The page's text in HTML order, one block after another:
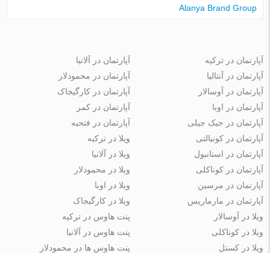
Alanya Brand Group
آپارتمان در ترکیه
آپارتمان در آنتالیا
آپارتمان در آوسالار
آپارتمان در اوبا
آپارتمان در جیک جیلی
آپارتمان در آلانیا
آپارتمان در محمودلار
آپارتمان در کارگیجاک
آپارتمان در کمر
آپارتمان در فتحیه
آپارتمان در کونیالتی
آپارتمان در استانبول
آپارتمان در کوناکلی
آپارتمان در مرسین
آپارتمان در مارماریس
ویلا در ترکیه
ویلا در آلانیا
ویلا در محمودلار
ویلا در اوبا
ویلا در کارگیجاک
ویلا در آوسالار
ویلا در کوناکلی
ویلا در کستل
پنت هاوس در ترکیه
پنت هاوس در آلانیا
پنت هاوس ها در محمودلار